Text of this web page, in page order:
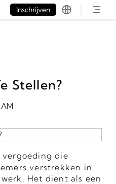
Inschrijven
Stellen?
vergoeding die
verstrekken in
Het dient als een